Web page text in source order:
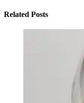
Related Posts